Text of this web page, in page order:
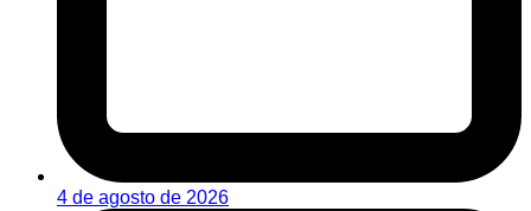
4 de agosto de 2026